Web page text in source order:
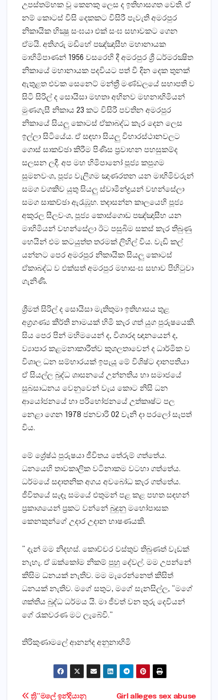
උපස්‌තම්භක වූ කෙනකු ලෙස ද ඉතිහාසගත වෙති. ඒ
නම් කොටස්‌ විසි දෙකකට විසිරී පැවැති අමරපුර
නිකායික භික්‍ෂු සංඝයා එක්‌ සංඝ සභාවකට ගෙන
ඒමයි. අතිගරු මඩිහේ පඤ්ඤාසීහ මහානායක
මාහිමිපාණන් 1956 වසරෙහි දී අමරපුර ශ්‍රී ධර්මරක්‍ෂිත
නිකායේ මහානායක පදවියට පත් වී දින දෙක තුනක්‌
ඇතුළත එවක සෙනෙට්‌ මන්ත්‍රී මණ්‌ඩලයේ සභාපති ව
සිටි සිරිල් ද සොයිසා මහතා අභිනව මහනාහිමියන්
මුණගැසී නිකාය 23 කට විසිරී පවතින අමරපුර
නිකායේ සියලු කොටස්‌ ඒකාබද්ධ කැර දෙන ලෙස
ඉල්ලා සිටියේය. ඒ සඳහා සියලු විහාරස්‌ථානවලට
ගොස්‌ සාකච්ඡා කිරීම පිණිස ප්‍රවාහන පහසුකම්ද
සලසන ලදී. අප මහ හිමිපානෝ පූජ්‍ය කපුගම
සුමනවංශ, පූජ්‍ය වැලිගම ඤාණරතන යන මාහිමිවරුන්
සමග වගකිව යුතු සියලු ස්‌වාමීන්ද්‍රයන් වහන්සේලා
සමග සාකච්ඡා ඇරැඹූහ. තදාසන්න කාලයෙහි පූජ්‍ය
අකුරල සීලවංශ, පූජ්‍ය කොස්‌ගොඩ පඤ්ඤාසීහ යන
මාහිමියන් වහන්සේලා ඊට පසුබිම සකස්‌ කැර තිබුණු
හෙයින් එම කටයුත්ත තරමක්‌ ලිහිල් විය. වැඩි කල්
යන්නට පෙර අමරපුර නිකායික සියලු කොටස්‌
ඒකාබද්ධ ව එක්‌සත් අමරපුර මහාසංඝ සභාව පිහිටුවා
ගැනිණි.
ශ්‍රීමත් සිරිල් ද සොයිසා මැතිතුමා ඉතිහාසය තුළ
අග්‍රගණ්‍ය කීර්ති නාමයක්‌ හිමි කැර ගත් යුග පුරුෂයෙකි.
සිය පෙර පින් මහිමයෙන් ද, විශාරද ඥානයෙන් ද,
ව්‍යාපාර කළමනාකාරීත්ව කුශලතාවෙන් ද ධාර්මික ව
විශාල ධන සම්භාරයක්‌ ඉපැයූ මේ විශිෂ්ට දානපතියා
ඒ සියල්ල බුද්ධ ශාසනයේ උන්නතිය හා සමාජයේ
සුබසාධනය වෙනුවෙන් වැය කොට නිසි ධන
ආයෝජනයේ හා පරිභෝජනයේ උත්කෘෂ්ට පල
නෙළා ගෙන 1978 ජනවාරි 02 වැනි දා පරලෝ සැපත්
විය.
මේ ශ්‍රේෂ්ඨ පුරුෂයා ජීවිතය තේරුම් ගත්තේය.
ධනයෙහි තාවකාලික වටිනාකම වටහා ගත්තේය.
ධර්මයේ සදාතනික අගය අවබෝධ කැර ගත්තේය.
ජීවිතයේ සැඳෑ සමයේ එතුමන් පළ කළ පහත සඳහන්
ප්‍රකාශයෙන් ප්‍රකට වන්නේ බුදුනු මහෝපාසක
කෙනකුන්ගේ උදාර උදාන භාෂණයකි.
” දැන් මම නිදහස්‌. කොච්චර වස්‌තුව තිබුණත් වැඩක්‌
නැහැ. ඒ ඔක්‌කෝම නිකම් පුහු දේවල්. මම උපන්නේ
කිසිම ධනයක්‌ නැතිව. මම මැරෙන්නෙත් කිසිත්
ධනයක්‌ නැතිව. මගේ සතුට, මගේ සැනසිල්ල, “මගේ
ශක්‌තිය බුද්ධ ධර්මය යි. මා ජීවත් වන තුරු දෙවියන්
ගේ රැකවරණ මට ලැබේවි.”
තිරිකුණාමලේ ආනන්ද අනුනාහිමි
Girl alleges sex abuse
ත්‍රි”මලේ ඉන්දියානු